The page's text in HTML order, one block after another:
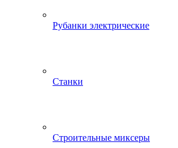
Рубанки электрические
Станки
Строительные миксеры